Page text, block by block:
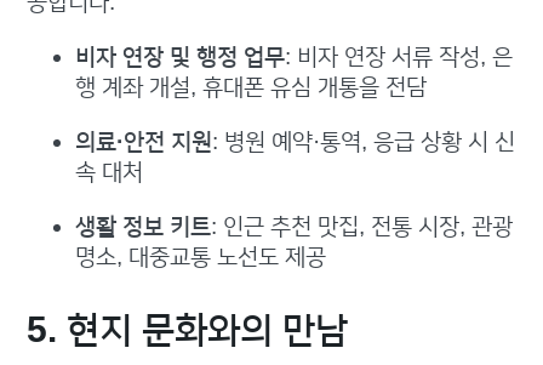
비자 연장 및 행정 업무: 비자 연장 서류 작성, 은
행 계좌 개설, 휴대폰 유심 개통을 전담
의료·안전 지원: 병원 예약·통역, 응급 상황 시 신
속 대처
생활 정보 키트: 인근 추천 맛집, 전통 시장, 관광
명소, 대중교통 노선도 제공
5. 현지 문화와의 만남